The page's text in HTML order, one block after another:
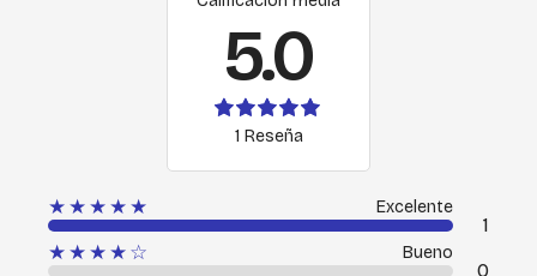
5.0
1 Reseña
★★★★★ Excelente
1
★★★★☆
Bueno
0